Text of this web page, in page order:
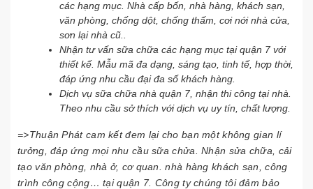
các hạng mục. Nhà cấp bốn, nhà hàng, khách sạn,
văn phòng, chống dột, chống thấm, cơi nới nhà cửa,
sơn lại nhà cũ..
Nhận tư vấn sữa chữa các hạng mục tại quận 7 với
thiết kế. Mẫu mã đa dạng, sáng tạo, tinh tế, hợp thời,
đáp ứng nhu cầu đại đa số khách hàng.
Dịch vụ sữa chữa nhà quận 7, nhận thi công tại nhà.
Theo nhu cầu sở thích với dịch vụ uy tín, chất lượng.
=>Thuận Phát cam kết đem lại cho bạn một không gian lí
tưởng, đáp ứng mọi nhu cầu sữa chửa. Nhận sửa chữa, cải
tạo văn phòng, nhà ở, cơ quan. nhà hàng khách sạn, công
trình công cộng… tại quận 7. Công ty chúng tôi đảm bảo